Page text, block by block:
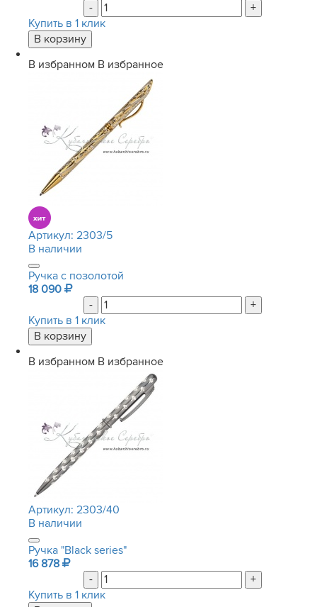
-
+
Купить в 1 клик
В избранном В избранное
Артикул: 2303/5
В наличии
Ручка с позолотой
18 090
-
+
Купить в 1 клик
В избранном В избранное
Артикул: 2303/40
В наличии
Ручка "Black series"
16 878
-
+
Купить в 1 клик